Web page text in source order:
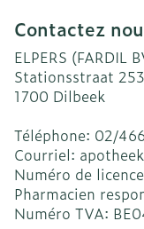
Contactez
ELPERS (FARDIL
Stationsstraat 253
1700 Dilbeek
Téléphone: 02/
Courriel:
Numéro de
Pharmacien
Numéro TVA: